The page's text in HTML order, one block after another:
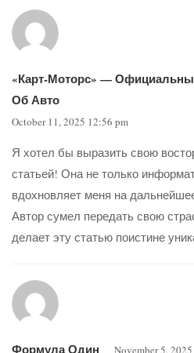
«Карт-Моторс» —
Об Авто
October 11, 2025 12:56 pm
Я хотел бы выразить свою
статьей! Она не только
вдохновляет меня на
Автор сумел передать свою
делает эту статью поистине
Формула Один November 5,